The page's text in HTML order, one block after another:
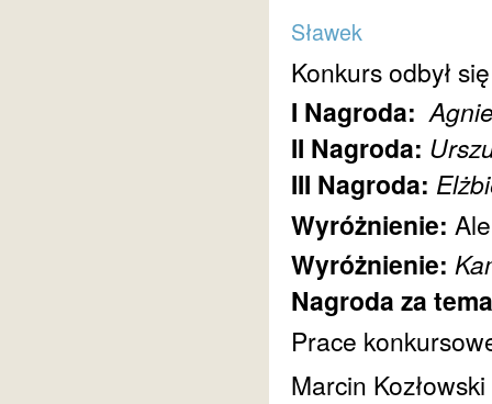
Sławek
Konkurs odbył
I Nagroda:
II Nagroda:
III Nagroda:
Wyróżnienie:
Wyróżnienie:
Nagroda za
Prace
Marcin Kozłowski